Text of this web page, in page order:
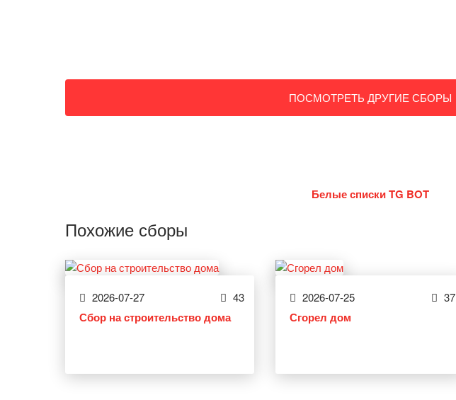
ПОСМОТРЕТЬ ДРУГИЕ СБОРЫ
Белые списки TG BOT
Похожие сборы
2026-07-27 43
Сбор на строительство дома
2026-07-25 37
Сгорел дом